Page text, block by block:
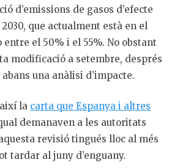
d’emissions de gasos d’efecte
que actualment està en el
el 50% i el 55%. No obstant
modificació a setembre, després
una anàlisi d’impacte.
la carta que Espanya i altres
demanaven a les autoritats
revisió tingués lloc al més
tardar al juny d’enguany.